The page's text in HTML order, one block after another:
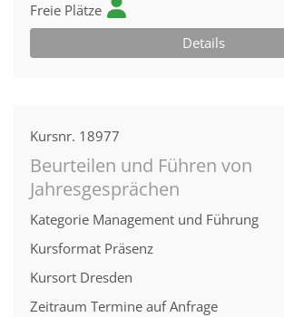
Freie Plätze
Details
Kursnr. 18977
Beurteilen und Führen von
Jahresgesprächen
Kategorie Management und Führung
Kursformat Präsenz
Kursort Dresden
Zeitraum Termine auf Anfrage